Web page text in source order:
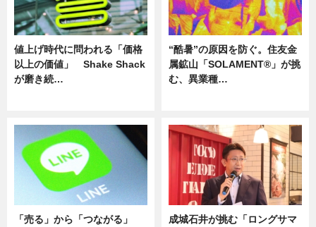
値上げ時代に問われる「価格
以上の価値」 Shake Shack
が磨き続…
“酷暑”の原因を防ぐ。住友金
属鉱山「SOLAMENT®」が挑
む、異業種…
「売る」から「つながる」
成城石井が挑む「ロングサマ